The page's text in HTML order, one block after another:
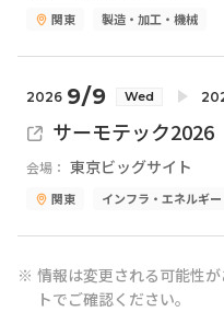
関東 製造・加工・機械
2026 9/9 Wed
サーモテック2026
会場： 東京ビッグサイト
関東 インフラ・エネルギー
情報は変更される可能性
トでご確認ください。